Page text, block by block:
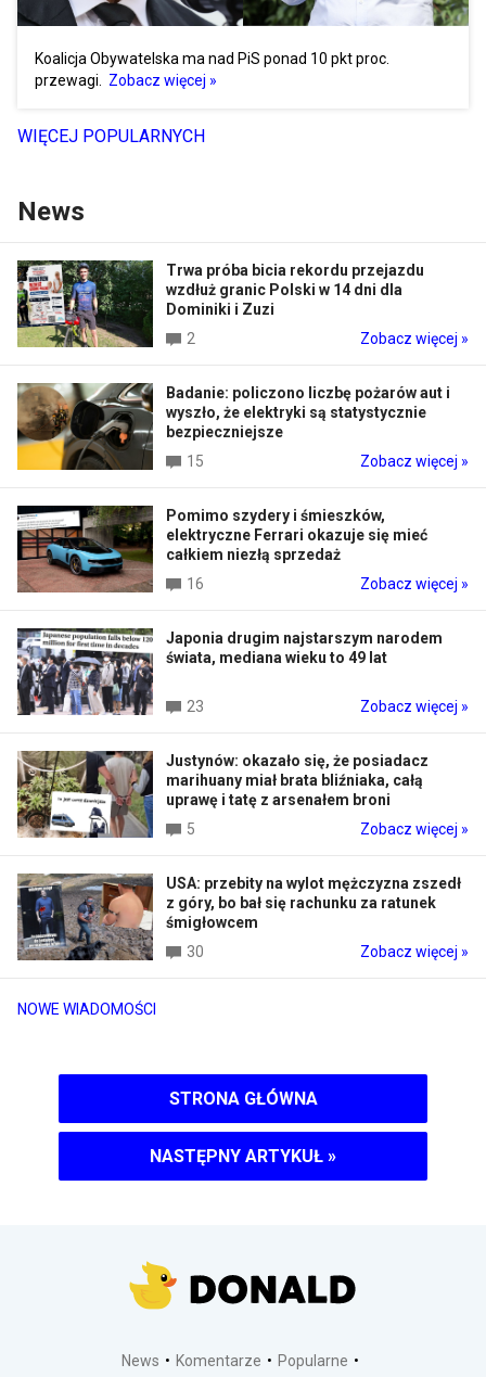
Koalicja Obywatelska ma nad PiS ponad 10 pkt proc.
przewagi. Zobacz więcej »
WIĘCEJ POPULARNYCH
News
NOWE WIADOMOŚCI
Trwa próba bicia rekordu przejazdu
wzdłuż granic Polski w 14 dni dla
Dominiki i Zuzi
2
Zobacz więcej »
Badanie: policzono liczbę pożarów aut i
wyszło, że elektryki są statystycznie
bezpieczniejsze
15
Zobacz więcej »
Pomimo szydery i śmieszków,
elektryczne Ferrari okazuje się mieć
całkiem niezłą sprzedaż
16
Zobacz więcej »
Japonia drugim najstarszym narodem
świata, mediana wieku to 49 lat
23 Zobacz więcej »
Justynów: okazało się, że posiadacz
marihuany miał brata bliźniaka, całą
uprawę i tatę z arsenałem broni
5
Zobacz więcej »
USA: przebity na wylot mężczyzna zszedł
z góry, bo bał się rachunku za ratunek
śmigłowcem
30
Zobacz więcej »
STRONA GŁÓWNA
NASTĘPNY ARTYKUŁ »
News Komentarze
Popularne